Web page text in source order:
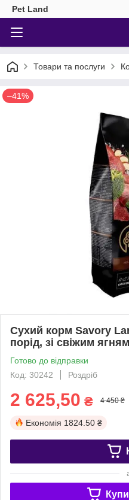
Pet Land
Товари та послуги
–41%
Сухий корм Savory
порід, зі свіжим
Готово до відправки
Код: 30242
Роздріб
2 625,50 ₴ 4 450 ₴
Економія 1824.50 ₴